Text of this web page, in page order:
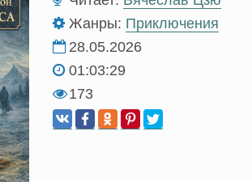
Жанры: Приключения
28.05.2026
01:03:29
173